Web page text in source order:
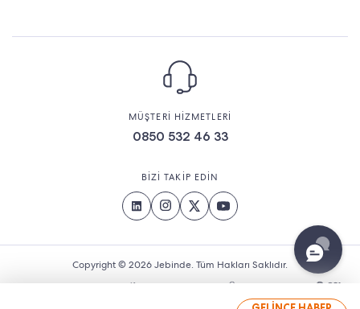
MÜŞTERİ HİZMETLERİ
0850 532 46 33
BİZİ TAKİP EDİN
Copyright © 2026 Jebinde. Tüm Hakları Saklıdır.